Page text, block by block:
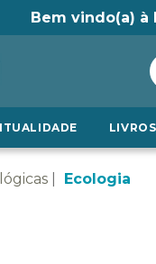
Bem vindo(a) à
Ecologia